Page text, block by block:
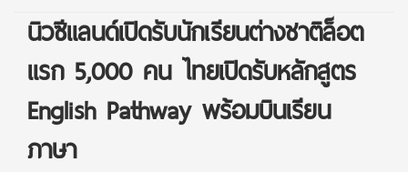
นิวซีแลนด์เปิดรับนักเรียนต่างชาติล็อต
แรก 5,000 คน ไทยเปิดรับหลักสูตร
English Pathway พร้อมบินเรียน
ภาษา